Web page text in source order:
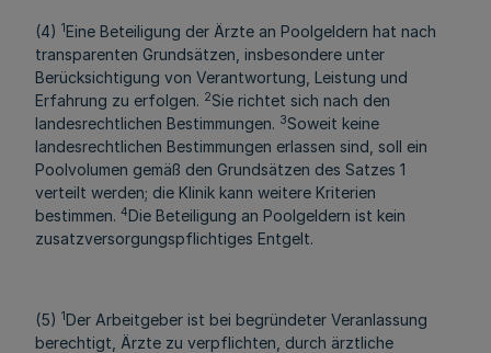
(4) 1Eine Beteiligung der Ärzte an Poolgeldern hat nach
transparenten Grundsätzen, insbesondere unter
Berücksichtigung von Verantwortung, Leistung und
Erfahrung zu erfolgen. 2Sie richtet sich nach den
landesrechtlichen Bestimmungen. 3Soweit keine
landesrechtlichen Bestimmungen erlassen sind, soll ein
Poolvolumen gemäß den Grundsätzen des Satzes 1
verteilt werden; die Klinik kann weitere Kriterien
bestimmen. 4Die Beteiligung an Poolgeldern ist kein
zusatzversorgungspflichtiges Entgelt.
(5) 1Der Arbeitgeber ist bei begründeter Veranlassung
berechtigt, Ärzte zu verpflichten, durch ärztliche